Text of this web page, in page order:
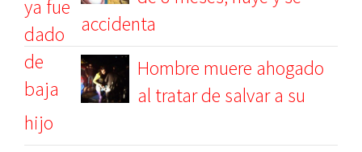
accidenta
Hombre muere ahogado
al tratar de salvar a su
hijo